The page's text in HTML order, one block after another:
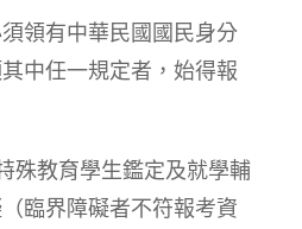
領有中華民國國民身分
中任一規定者，始得報
殊教育學生鑑定及就學輔
臨界障礙者不符報考資